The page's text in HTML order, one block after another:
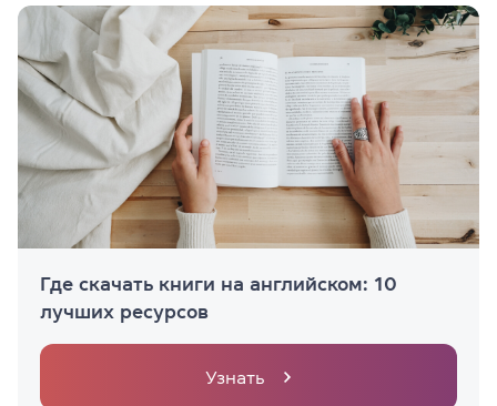
Где скачать книги на английском: 10
лучших ресурсов
Узнать